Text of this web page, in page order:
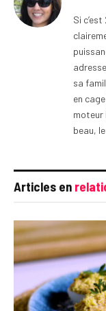
Si
sa
en
moteur
beau,
Articles en